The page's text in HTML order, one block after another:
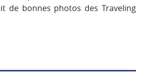
de bonnes photos des Traveling